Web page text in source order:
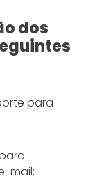
dos
para
mail;